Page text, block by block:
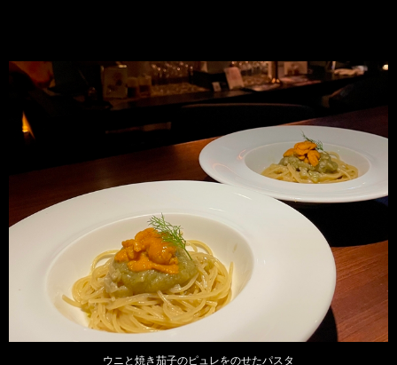
ウニと焼き茄子のピュレをのせたパスタ